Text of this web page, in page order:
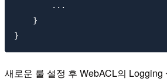
        ...
    }
새로운 룰 설정 후 WebACL의 Logging